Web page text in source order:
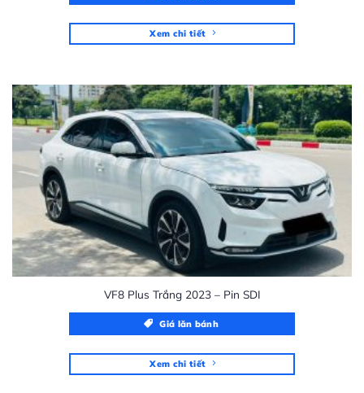
Xem chi tiết
VF8 Plus Trắng 2023 – Pin SDI
Giá lăn bánh
Xem chi tiết